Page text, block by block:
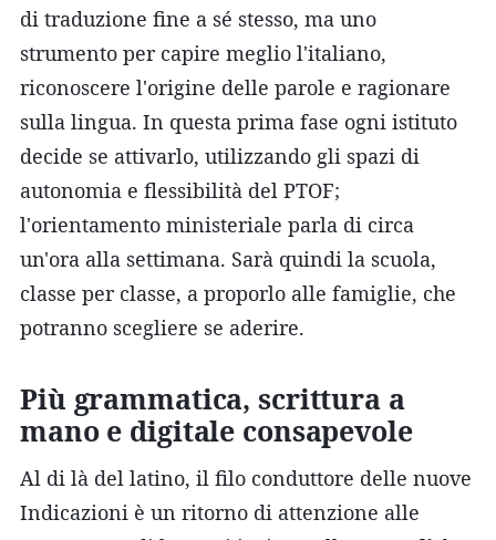
di traduzione fine a sé stesso, ma uno
strumento per capire meglio l'italiano,
riconoscere l'origine delle parole e ragionare
sulla lingua. In questa prima fase ogni istituto
decide se attivarlo, utilizzando gli spazi di
autonomia e flessibilità del PTOF;
l'orientamento ministeriale parla di circa
un'ora alla settimana. Sarà quindi la scuola,
classe per classe, a proporlo alle famiglie, che
potranno scegliere se aderire.
Più grammatica, scrittura a
mano e digitale consapevole
Al di là del latino, il filo conduttore delle nuove
Indicazioni è un ritorno di attenzione alle